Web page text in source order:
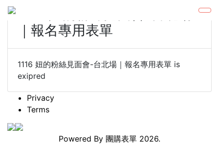
｜報名專用表單
1116 妞的粉絲見面會-台北場｜報名專用表單 is
exipred
Privacy
Terms
Powered By 團購表單 2026.